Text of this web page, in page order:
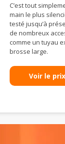
C’est tout
main le plus
testé jusqu’à
de nombreux
comme un tuyau
brosse large.
Voir le